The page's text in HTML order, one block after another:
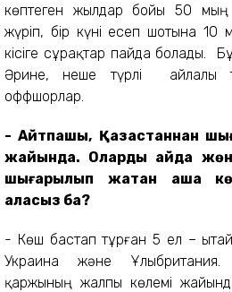
көптеген жылдар бойы 50 мың
жүріп, бір күні есеп шотына 10
кісіге сұрақтар пайда болады.
Әрине, неше түрлі айлалы
оффшорлар.
- Айтпақшы, Қазақстаннан
жайында. Оларды қайда
шығарылып жатқан ақша
аласыз ба?
- Көш бастап тұрған 5 ел –
Украина және Ұлыбритания.
қаржының жалпы көлемі